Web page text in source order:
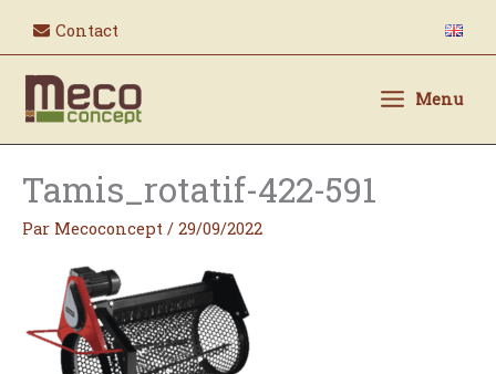
Contact
Menu
Tamis_rotatif-422-591
Par Mecoconcept / 29/09/2022